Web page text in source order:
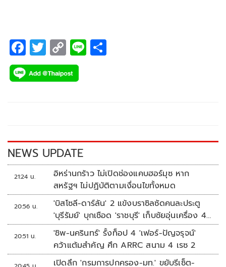
F
ac
e
k
T
wi
tt
C
o
p
k
Li
NEWS UPDATE
21:24 น.
อิหร่านกร้าว ไม่เปิดช่องแคบฮอร์มุซ หาก
สหรัฐฯ ไม่ปฏิบัติตามเงื่อนไขทั้งหมด
20:56 น.
'บิสโซลี-ดาร์ลัน' 2 แข้งบราซิลซัดคนละประตู
'บุรีรัมย์' บุกเชือด 'ราชบุรี' เก็บชัยอุ่นเครื่อง 4
นัดรวด
20:51 น.
'ชิพ-นครินทร์' รั้งท็อป 4 'เฟอร์-ปัญจรุจน์'
คว้าแต้มสำคัญ ศึก ARRC สนาม 4 เรซ 2
เปิดลึก 'กรมการปกครอง-มท.' ขยับรีเซ็ต-